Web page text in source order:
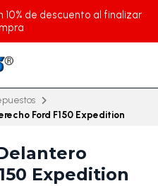
10% de descuento al finalizar
Ford F150 Expedition
Expedition